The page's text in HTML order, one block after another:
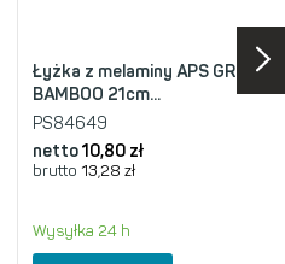
Łyżka z melaminy APS GREEN
BAMBOO 21cm...
PS84649
netto 10,80 zł
brutto 13,28 zł
Wysyłka 24 h